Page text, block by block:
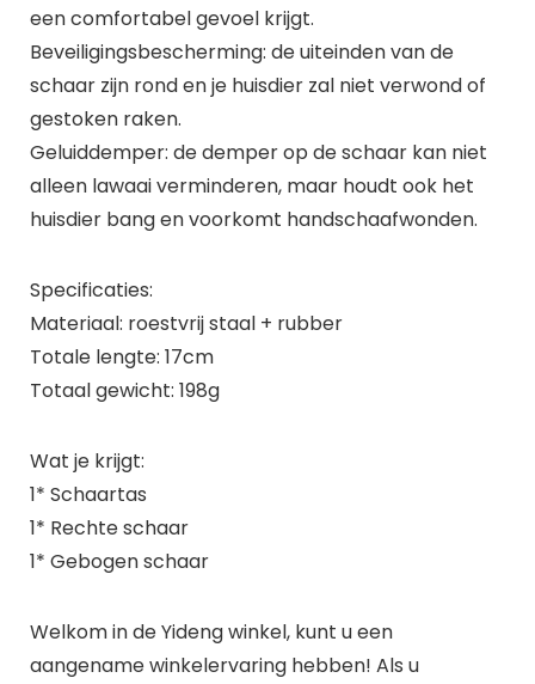
een comfortabel gevoel krijgt.
Beveiligingsbescherming: de uiteinden van de
schaar zijn rond en je huisdier zal niet verwond of
gestoken raken.
Geluiddemper: de demper op de schaar kan niet
alleen lawaai verminderen, maar houdt ook het
huisdier bang en voorkomt handschaafwonden.
Specificaties:
Materiaal: roestvrij staal + rubber
Totale lengte: 17cm
Totaal gewicht: 198g
Wat je krijgt:
1* Schaartas
1* Rechte schaar
1* Gebogen schaar
Welkom in de Yideng winkel, kunt u een
aangename winkelervaring hebben! Als u